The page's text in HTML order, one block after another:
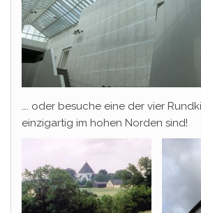
…. oder besuche eine der vier
einzigartig im hohen Norden sind!